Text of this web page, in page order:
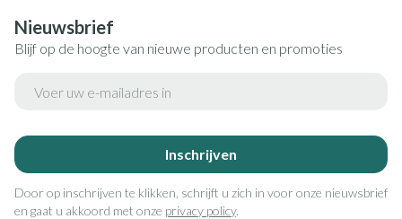
Nieuwsbrief
Blijf op de hoogte van nieuwe producten en promoties
Inschrijven
Door op inschrijven te klikken, schrijft u zich in voor onze nieuwsbrief
en gaat u akkoord met onze privacy policy.